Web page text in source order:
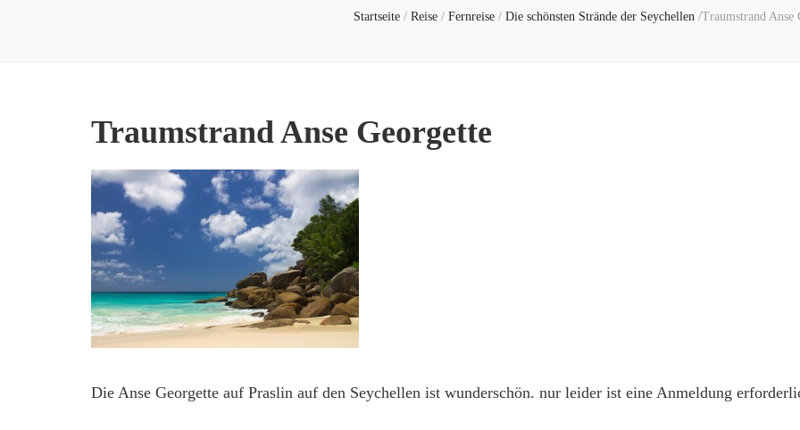
Startseite / Reise / Fernreise / Die schönsten Strände der Seychellen /Traumstrand Anse
Traumstrand Anse Georgette
Die Anse Georgette auf Praslin auf den Seychellen ist wunderschön. nur leider ist eine Anmeldung